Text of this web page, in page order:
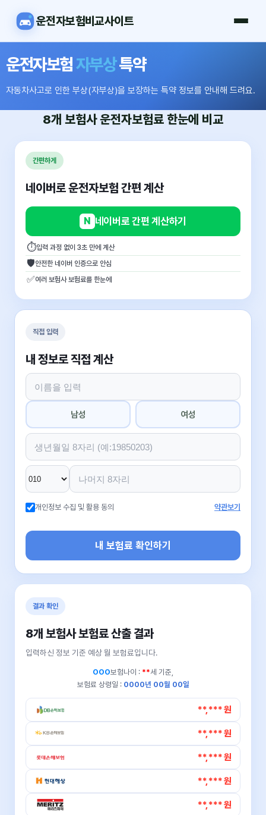
운전자보험비교사이트
운전자보험자부상특약
자동차사고로 인한 부상(자부상)을 보장하는 특약 정보를 안내해 드려요.
8개 보험사운전자보험료 한눈에 비교
간편하게
네이버로 운전자보험 간편 계산
N 네이버로 간편 계산하기
⏱입력 과정 없이 3초 만에 계산
🛡안전한 네이버 인증으로 안심
✅여러 보험사 보험료를 한눈에
직접 입력
내 정보로 직접 계산
남성 여성
개인정보 수집 및 활용 동의 약관보기
내 보험료 확인하기
결과 확인
8개 보험사 보험료 산출 결과
입력하신 정보 기준 예상 월 보험료입니다.
OOO보험나이 : **세 기준,
보험료 상령일 : 0000년 00월 00일
**,*** 원
**,*** 원
**,*** 원
**,*** 원
**,*** 원